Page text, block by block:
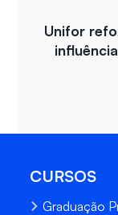
Unifor
CURSOS
Graduação